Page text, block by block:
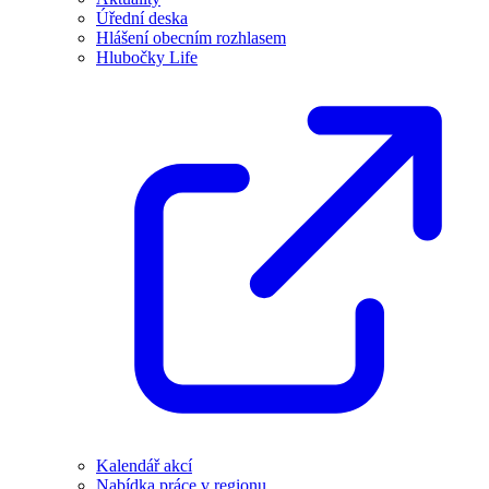
Úřední deska
Hlášení obecním rozhlasem
Hlubočky Life
Kalendář akcí